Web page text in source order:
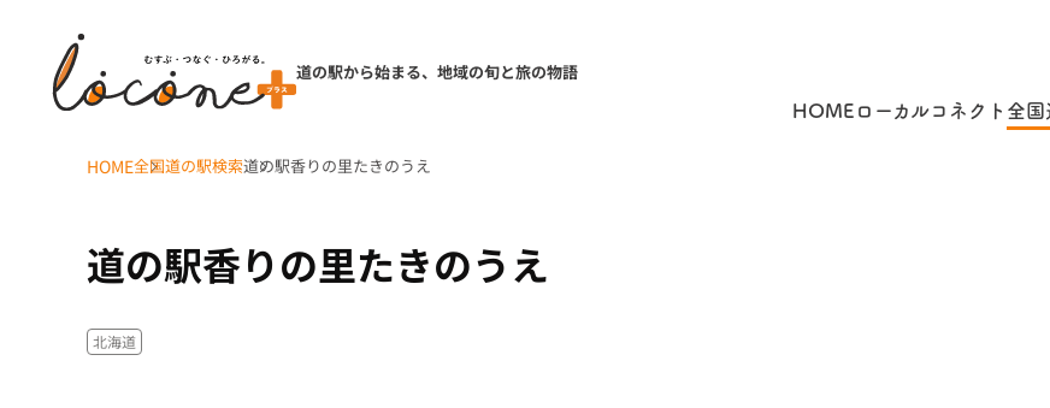
道の駅から始まる、地域の旬と旅の物語
HOME ローカルコネクト 全国
HOME全国道の駅検索道の駅香りの里たきのうえ
道の駅香りの里たきのうえ
北海道